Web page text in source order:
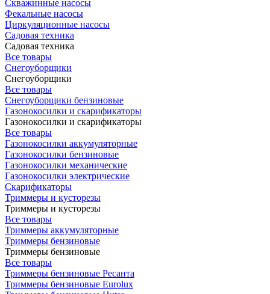
Скважинные насосы
Фекальные насосы
Циркуляционные насосы
Садовая техника
Садовая техника
Все товары
Снегоуборщики
Снегоуборщики
Все товары
Снегоуборщики бензиновые
Газонокосилки и скарификаторы
Газонокосилки и скарификаторы
Все товары
Газонокосилки аккумуляторные
Газонокосилки бензиновые
Газонокосилки механические
Газонокосилки электрические
Скарификаторы
Триммеры и кусторезы
Триммеры и кусторезы
Все товары
Триммеры аккумуляторные
Триммеры бензиновые
Триммеры бензиновые
Все товары
Триммеры бензиновые Ресанта
Триммеры бензиновые Eurolux